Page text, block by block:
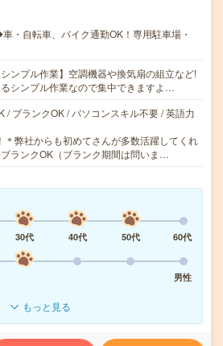
・自転車、バイク通勤OK！専用駐車場・
シンプル作業】空調機器や換気扇の組立など!
シンプル作業なので集中できますよ…
/ ブランクOK / パソコンスキル不要 / 英語力
弊社からも初めてさんが多数活躍してくれ
ランクOK（ブランク期間は問いま…
30代 40代 50代
60代
男性
もっと見る